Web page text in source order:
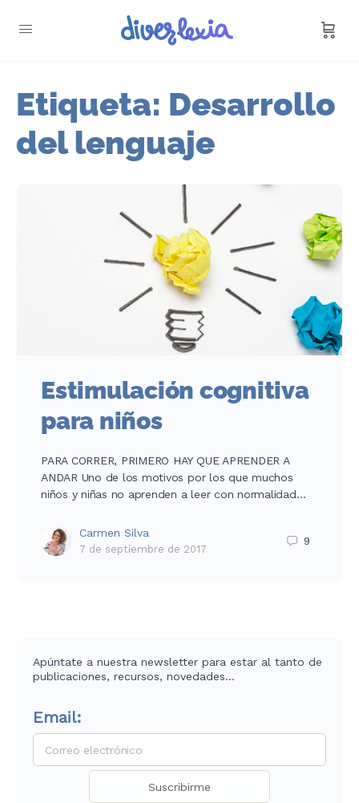
Etiqueta: Desarrollo
del lenguaje
Estimulación cognitiva
para niños
PARA CORRER, PRIMERO HAY QUE APRENDER A
ANDAR Uno de los motivos por los que muchos
niños y niñas no aprenden a leer con normalidad…
Carmen Silva
7 de septiembre de 2017
9
Apúntate a nuestra newsletter para estar al tanto de
publicaciones, recursos, novedades…
Email: